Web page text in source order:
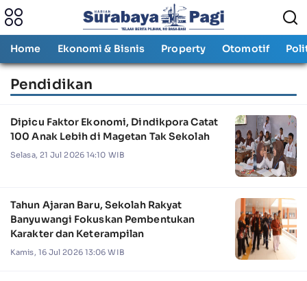
Home Ekonomi & Bisnis Property Otomotif
Pendidikan
Dipicu Faktor Ekonomi, Dindikpora Catat
100 Anak Lebih di Magetan Tak Sekolah
Selasa, 21 Jul 2026 14:10 WIB
Tahun Ajaran Baru, Sekolah Rakyat
Banyuwangi Fokuskan Pembentukan
Karakter dan Keterampilan
Kamis, 16 Jul 2026 13:06 WIB